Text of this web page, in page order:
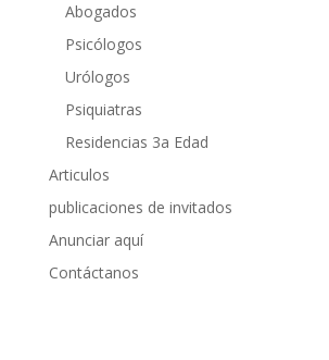
Abogados
Psicólogos
Urólogos
Psiquiatras
Residencias 3a Edad
Articulos
publicaciones de invitados
Anunciar aquí
Contáctanos